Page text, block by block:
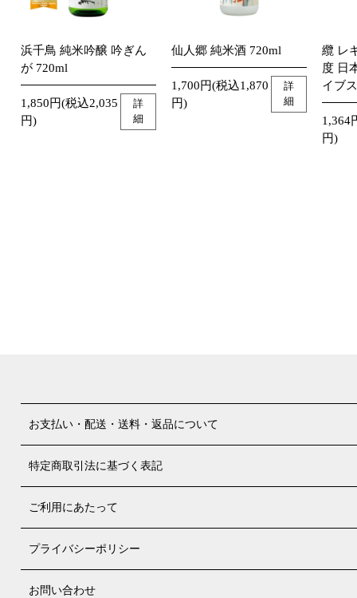
浜千鳥 純米吟醸 吟ぎん
が 720ml
1,850円(税込2,035
円)
詳
細
仙人郷 純米酒 720ml
1,700円(税込1,870
円)
詳
細
纜 レ
度 日
イブ
1,364
円)
お支払い・配送・送料・返品について
特定商取引法に基づく表記
ご利用にあたって
プライバシーポリシー
お問い合わせ